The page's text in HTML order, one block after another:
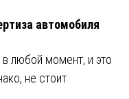
автомобиля
любой момент, и это
не стоит